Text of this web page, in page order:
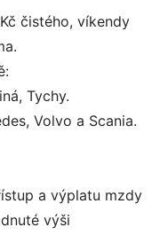
čistého, víkendy
Tychy.
Volvo a Scania.
a výplatu mzdy
výši